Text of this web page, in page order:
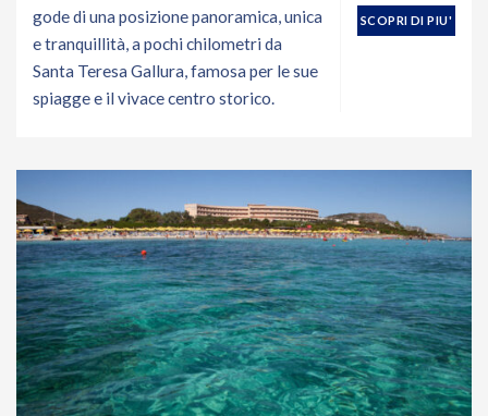
gode di una posizione panoramica, unica
e tranquillità, a pochi chilometri da
Santa Teresa Gallura, famosa per le sue
spiagge e il vivace centro storico.
SCOPRI DI PIU'